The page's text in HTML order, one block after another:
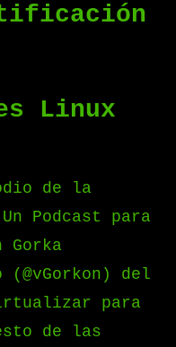
Linux
de la
Podcast para
del
para
de las